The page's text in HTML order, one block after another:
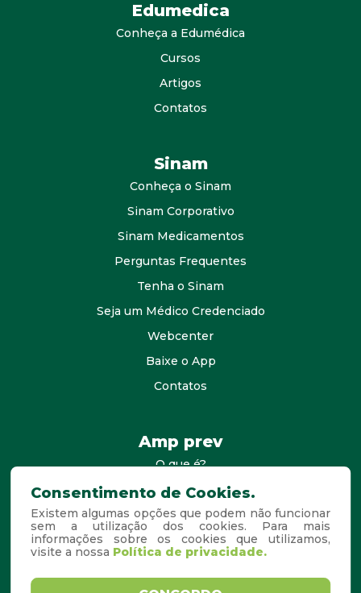
Edumedica
Conheça a Edumédica
Cursos
Artigos
Contatos
Sinam
Conheça o Sinam
Sinam Corporativo
Sinam Medicamentos
Perguntas Frequentes
Tenha o Sinam
Seja um Médico Credenciado
Webcenter
Baixe o App
Contatos
Amp prev
O que é?
consultores
Agende Sua Visita
Perguntas Frequentes
Consentimento de Cookies.
Existem algumas opções que podem não funcionar
sem a utilização dos cookies. Para mais
informações sobre os cookies que utilizamos,
visite a nossa Política de privacidade.